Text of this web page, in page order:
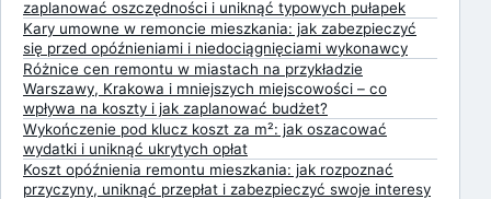
zaplanować oszczędności i uniknąć typowych pułapek
Kary umowne w remoncie mieszkania: jak zabezpieczyć
się przed opóźnieniami i niedociągnięciami wykonawcy
Różnice cen remontu w miastach na przykładzie
Warszawy, Krakowa i mniejszych miejscowości – co
wpływa na koszty i jak zaplanować budżet?
Wykończenie pod klucz koszt za m²: jak oszacować
wydatki i uniknąć ukrytych opłat
Koszt opóźnienia remontu mieszkania: jak rozpoznać
przyczyny, uniknąć przepłat i zabezpieczyć swoje interesy